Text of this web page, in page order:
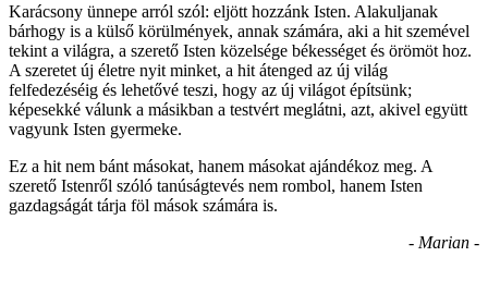
Karácsony ünnepe arról szól: eljött hozzánk Isten. Alakuljanak
bárhogy is a külső körülmények, annak számára, aki a hit szemével
tekint a világra, a szerető Isten közelsége békességet és örömöt hoz.
A szeretet új életre nyit minket, a hit átenged az új világ
felfedezéséig és lehetővé teszi, hogy az új világot építsünk;
képesekké válunk a másikban a testvért meglátni, azt, akivel együtt
vagyunk Isten gyermeke.
Ez a hit nem bánt másokat, hanem másokat ajándékoz meg. A
szerető Istenről szóló tanúságtevés nem rombol, hanem Isten
gazdagságát tárja föl mások számára is.
- Marian -